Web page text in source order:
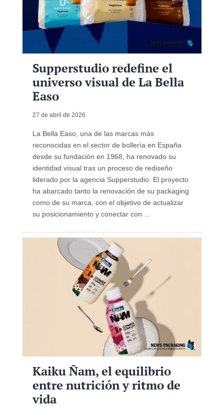
Supperstudio redefine el
universo visual de La Bella
Easo
27 de abril de 2026
La Bella Easo, una de las marcas más
reconocidas en el sector de bollería en España
desde su fundación en 1968, ha renovado su
identidad visual tras un proceso de rediseño
liderado por la agencia Supperstudio. El proyecto
ha abarcado tanto la renovación de su packaging
como de su marca, con el objetivo de actualizar
su posicionamiento y conectar con ...
Kaiku Ñam, el equilibrio
entre nutrición y ritmo de
vida